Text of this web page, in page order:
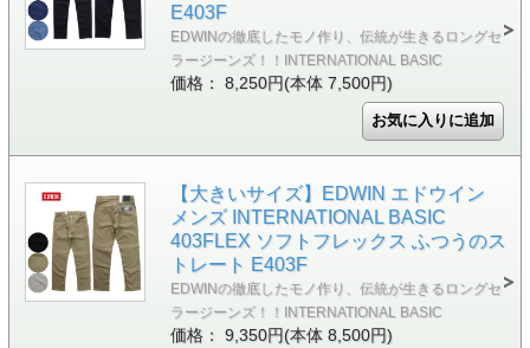
E403F
EDWINの徹底したモノ作り、伝統が生きるロングセ
ラージーンズ！！INTERNATIONAL BASIC
価格： 8,250円(本体 7,500円)
【大きいサイズ】EDWIN エドウイン
メンズ INTERNATIONAL BASIC
403FLEX ソフトフレックス ふつうのス
トレート E403F
EDWINの徹底したモノ作り、伝統が生きるロングセ
ラージーンズ！！INTERNATIONAL BASIC
価格： 9,350円(本体 8,500円)